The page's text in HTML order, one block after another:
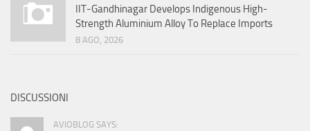
IIT-Gandhinagar Develops Indigenous High-
Strength Aluminium Alloy To Replace Imports
8 AGO, 2026
DISCUSSIONI
AVIOBLOG SAYS: